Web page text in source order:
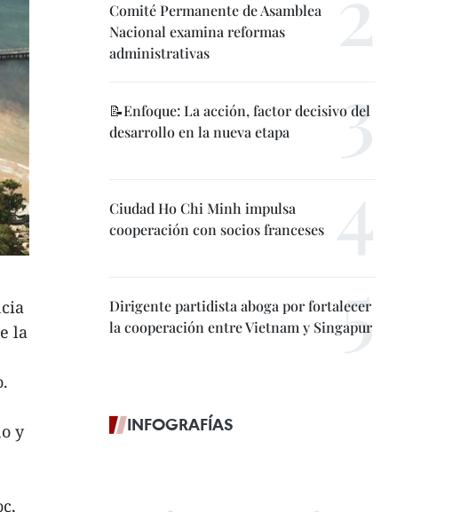
la
y
Comité Permanente de Asamblea
Nacional examina reformas
administrativas
📝Enfoque: La acción, factor decisivo del
desarrollo en la nueva etapa
Ciudad Ho Chi Minh impulsa
cooperación con socios franceses
Dirigente partidista aboga por fortalecer
la cooperación entre Vietnam y Singapur
INFOGRAFÍAS